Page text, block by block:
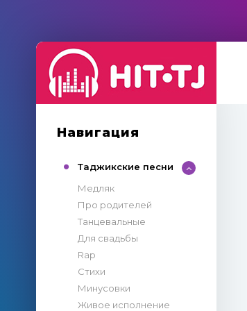
Навигация
Таджикские песни
Медляк
Про родителей
Танцевальные
Для свадьбы
Rap
Стихи
Минусовки
Живое исполнение